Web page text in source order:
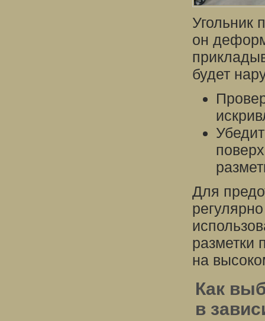
Угольник
он
будет
Для
разметки
на
Как
в